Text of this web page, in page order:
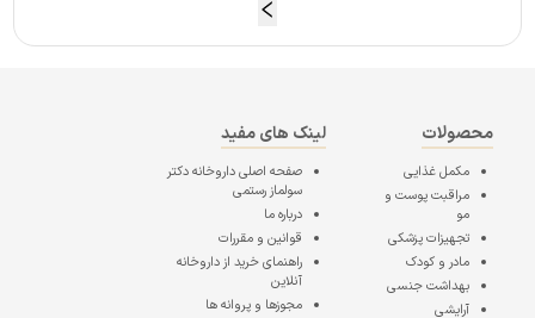
محصولات
مکمل غذایی
مراقبت پوست و
مو
تجهیزات پزشکی
مادر و کودک
بهداشت جنسی
آرایشی
لینک های مفید
صفحه اصلیداروخانه دکتر
سولماز رستمی
درباره ما
قوانین و مقررات
راهنمای خرید از داروخانه
آنلاین
مجوزها و پروانه ها